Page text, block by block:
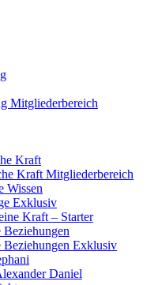
Mitgliederbereich
Kraft
Kraft Mitgliederbereich
Wissen
Exklusiv
Kraft – Starter
Exklusiv
Daniel